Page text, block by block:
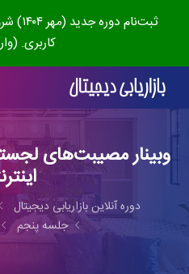
کاربری.
وبینار مصیبت‌های
دوره آنلاین بازاریابی دیجیتال
جلسه پنجم